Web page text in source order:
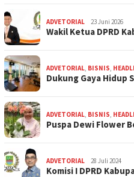
ADVETORIAL 23 Juni 2026
Wakil Ketua DPRD
ADVETORIAL, BISNIS,
Dukung Gaya Hidup
ADVETORIAL, BISNIS,
Puspa Dewi Flower
ADVETORIAL 28 Juli 2024
Komisi I DPRD